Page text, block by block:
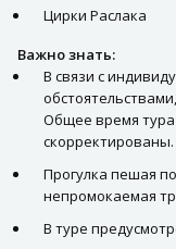
Цирки Раслака
Важно знать:
В связи с
Общее время тура
скорректированы.
Прогулка пешая
непромокаемая
В туре